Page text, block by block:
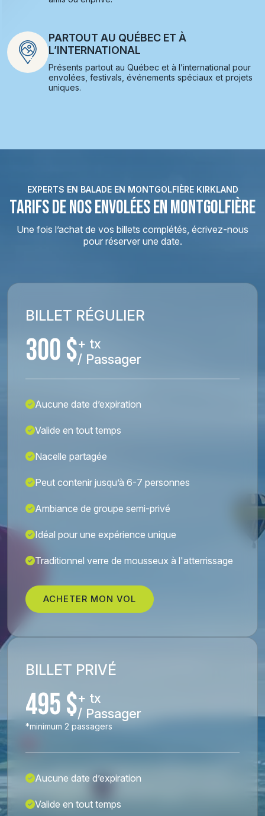
PARTOUT AU QUÉBEC ET À
L’INTERNATIONAL
Présents partout au Québec et à l’international pour
envolées, festivals, événements spéciaux et projets
uniques.
EXPERTS EN BALADE EN MONTGOLFIÈRE KIRKLAND
TARIFS DE NOS ENVOLÉES EN MONTGOLFIÈRE
Une fois l’achat de vos billets complétés, écrivez-nous
pour réserver une date.
BILLET RÉGULIER
300 $+ tx
/ Passager
Aucune date d’expiration
Valide en tout temps
Nacelle partagée
Peut contenir jusqu’à 6-7 personnes
Ambiance de groupe semi-privé
Idéal pour une expérience unique
Traditionnel verre de mousseux à l'atterrissage
ACHETER MON VOL
BILLET PRIVÉ
495 $+ tx
/ Passager
*minimum 2 passagers
Aucune date d’expiration
Valide en tout temps